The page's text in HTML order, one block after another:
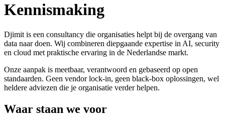
Kennismaking
Djimit is een consultancy die organisaties helpt bij de overgang van
data naar doen. Wij combineren diepgaande expertise in AI, security
en cloud met praktische ervaring in de Nederlandse markt.
Onze aanpak is meetbaar, verantwoord en gebaseerd op open
standaarden. Geen vendor lock-in, geen black-box oplossingen, wel
heldere adviezen die je organisatie verder helpen.
Waar staan we voor